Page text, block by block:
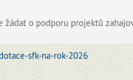
žádat o podporu projektů
sfk-na-rok-2026